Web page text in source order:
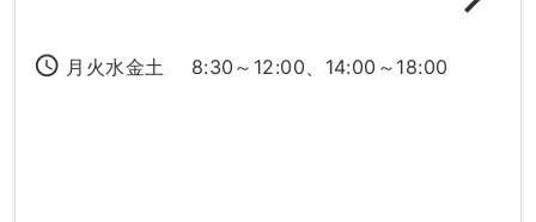
access_time 月火水金土 8:30～12:00、14:00～18:00